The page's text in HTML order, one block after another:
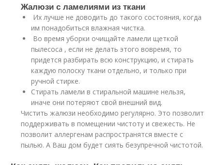
Жалюзи с ламелиями из ткани
Их лучше не доводить до такого состояния, когда
им понадобиться влажная чистка.
Во время уборки очищайте ламели щеткой
пылесоса , если не делать этого вовремя, то
придется разбирать всю конструкцию, и стирать
каждую полоску ткани отдельно, и только при
ручной стирке.
Стирать ламели в стиральной машине нельзя,
иначе они потеряют свой внешний вид.
Чистить жалюзи необходимо регулярно. Это позволит
поддерживать в помещении чистоту и свежесть. Не
позволит аллергенам распространятся вместе с
пылью. А Ваш дом будет сиять безупречной чистотой.